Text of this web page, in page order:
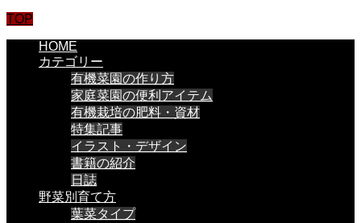
TOP
HOME
カテゴリー
有機菜園の作り方
家庭菜園の便利アイテム
有機栽培の肥料・資材
特集記事
イラスト・デザイン
書籍の紹介
日誌
野菜別育て方
葉菜タイプ